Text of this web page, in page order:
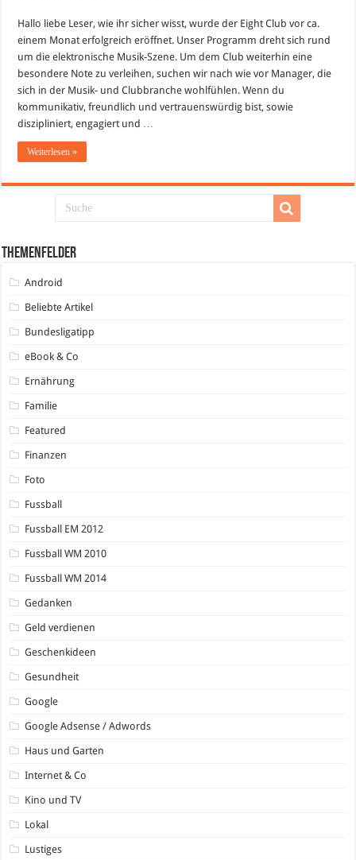
sucht
Hallo liebe Leser, wie ihr sicher wisst, wurde der Eight Club vor ca.
einem Monat erfolgreich eröffnet. Unser Programm dreht sich rund
um die elektronische Musik-Szene. Um dem Club weiterhin eine
besondere Note zu verleihen, suchen wir nach wie vor Manager, die
sich in der Musik- und Clubbranche wohlfühlen. Wenn du
kommunikativ, freundlich und vertrauenswürdig bist, sowie
diszipliniert, engagiert und …
Weiterlesen »
Themenfelder
Android
Beliebte Artikel
Bundesligatipp
eBook & Co
Ernährung
Familie
Featured
Finanzen
Foto
Fussball
Fussball EM 2012
Fussball WM 2010
Fussball WM 2014
Gedanken
Geld verdienen
Geschenkideen
Gesundheit
Google
Google Adsense / Adwords
Haus und Garten
Internet & Co
Kino und TV
Lokal
Lustiges